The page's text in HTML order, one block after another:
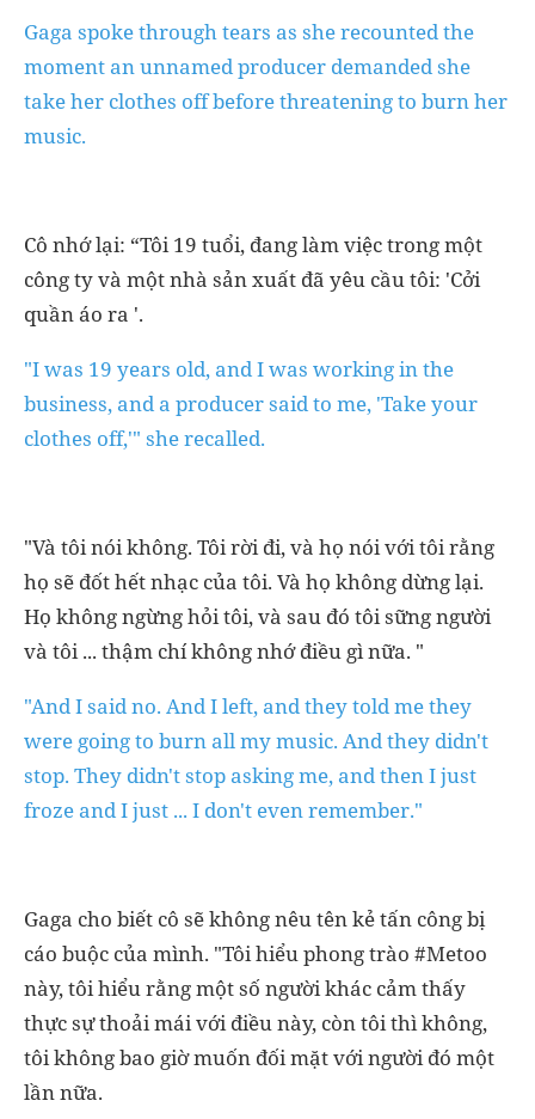
Gaga spoke through tears as she recounted the
moment an unnamed producer demanded she
take her clothes off before threatening to burn her
music.
Cô nhớ lại: “Tôi 19 tuổi, đang làm việc trong một
công ty và một nhà sản xuất đã yêu cầu tôi: 'Cởi
quần áo ra '.
"I was 19 years old, and I was working in the
business, and a producer said to me, 'Take your
clothes off,'" she recalled.
"Và tôi nói không. Tôi rời đi, và họ nói với tôi rằng
họ sẽ đốt hết nhạc của tôi. Và họ không dừng lại.
Họ không ngừng hỏi tôi, và sau đó tôi sững người
và tôi ... thậm chí không nhớ điều gì nữa. "
"And I said no. And I left, and they told me they
were going to burn all my music. And they didn't
stop. They didn't stop asking me, and then I just
froze and I just ... I don't even remember."
Gaga cho biết cô sẽ không nêu tên kẻ tấn công bị
cáo buộc của mình. "Tôi hiểu phong trào #Metoo
này, tôi hiểu rằng một số người khác cảm thấy
thực sự thoải mái với điều này, còn tôi thì không,
tôi không bao giờ muốn đối mặt với người đó một
lần nữa.